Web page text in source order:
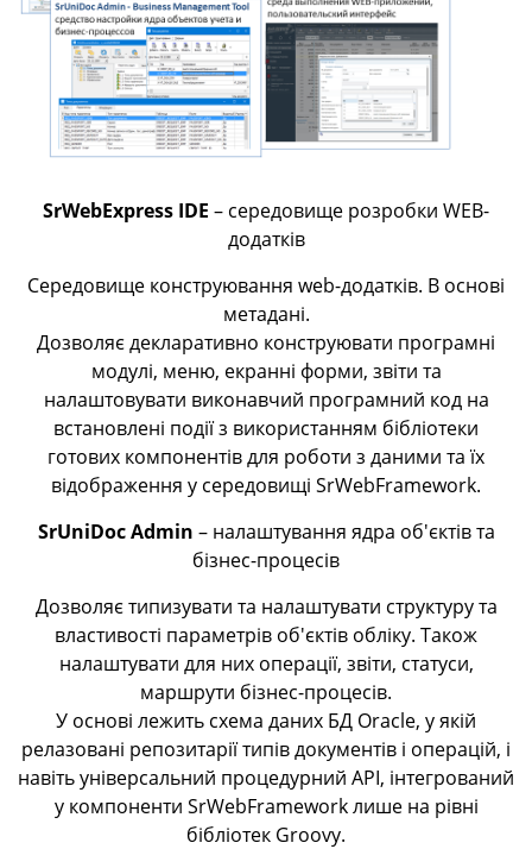
SrWebExpress IDE – середовище розробки WEB-
додатків
Середовище конструювання web-додатків. В основі
метадані.
Дозволяє декларативно конструювати програмні
модулі, меню, екранні форми, звіти та
налаштовувати виконавчий програмний код на
встановлені події з використанням бібліотеки
готових компонентів для роботи з даними та їх
відображення у середовищі SrWebFramework.
SrUniDoc Admin – налаштування ядра об'єктів та
бізнес-процесів
Дозволяє типизувати та налаштувати структуру та
властивості параметрів об'єктів обліку. Також
налаштувати для них операції, звіти, статуси,
маршрути бізнес-процесів.
У основі лежить схема даних БД Oracle, у якій
релазовані репозитарії типів документів і операцій, і
навіть універсальний процедурний API, інтегрований
у компоненти SrWebFramework лише на рівні
бібліотек Groovy.